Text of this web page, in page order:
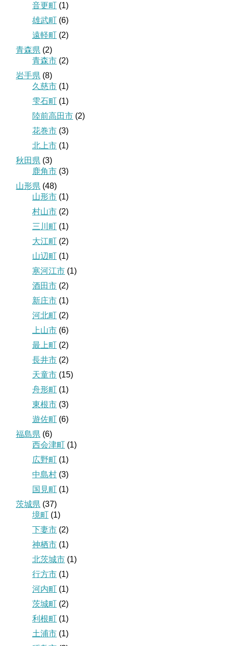
音更町 (1)
雄武町 (6)
遠軽町 (2)
青森県 (2)
青森市 (2)
岩手県 (8)
久慈市 (1)
雫石町 (1)
陸前高田市 (2)
花巻市 (3)
北上市 (1)
秋田県 (3)
鹿角市 (3)
山形県 (48)
山形市 (1)
村山市 (2)
三川町 (1)
大江町 (2)
山辺町 (1)
寒河江市 (1)
酒田市 (2)
新庄市 (1)
河北町 (2)
上山市 (6)
最上町 (2)
長井市 (2)
天童市 (15)
舟形町 (1)
東根市 (3)
遊佐町 (6)
福島県 (6)
西会津町 (1)
広野町 (1)
中島村 (3)
国見町 (1)
茨城県 (37)
境町 (1)
下妻市 (2)
神栖市 (1)
北茨城市 (1)
行方市 (1)
河内町 (1)
茨城町 (2)
利根町 (1)
土浦市 (1)